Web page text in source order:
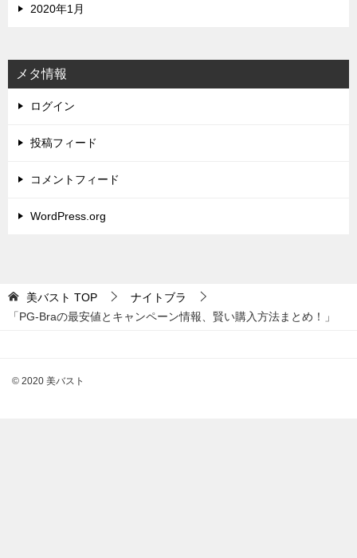
2020年1月
メタ情報
ログイン
投稿フィード
コメントフィード
WordPress.org
美バスト TOP
ナイトブラ
「PG-Braの最安値とキャンペーン情報、賢い購入方法まとめ！」
© 2020 美バスト